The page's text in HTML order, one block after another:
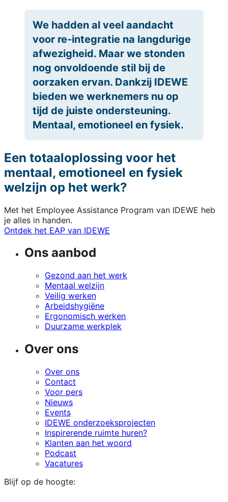
We hadden al veel aandacht
voor re-integratie na langdurige
afwezigheid. Maar we stonden
nog onvoldoende stil bij de
oorzaken ervan. Dankzij IDEWE
bieden we werknemers nu op
tijd de juiste ondersteuning.
Mentaal, emotioneel en fysiek.
Een totaaloplossing voor het
mentaal, emotioneel en fysiek
welzijn op het werk?
Met het Employee Assistance Program van IDEWE heb
je alles in handen.
Ontdek het EAP van IDEWE
Ons aanbod
Gezond aan het werk
Mentaal welzijn
Veilig werken
Arbeidshygiëne
Ergonomisch werken
Duurzame werkplek
Over ons
Over ons
Contact
Voor pers
Nieuws
Events
IDEWE onderzoeksprojecten
Inspirerende ruimte huren?
Klanten aan het woord
Podcast
Vacatures
Blijf op de hoogte: